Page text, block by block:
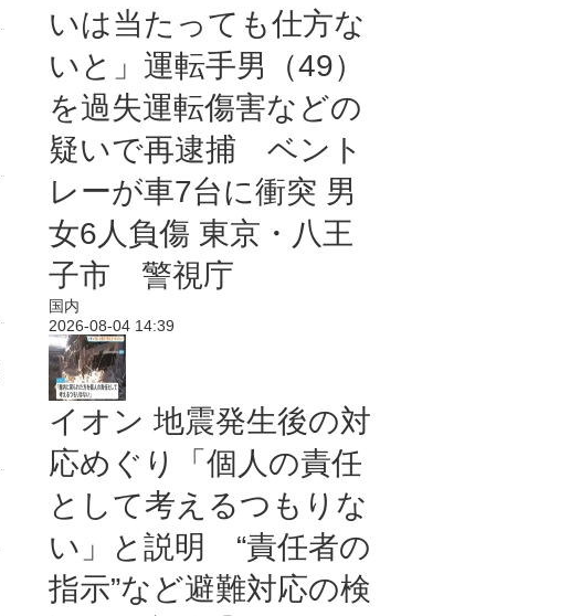
いは当たっても仕方な
いと」運転手男（49）
を過失運転傷害などの
疑いで再逮捕 ベント
レーが車7台に衝突 男
女6人負傷 東京・八王
子市 警視庁
国内
2026-08-04 14:39
イオン 地震発生後の対
応めぐり「個人の責任
として考えるつもりな
い」と説明 “責任者の
指示”など避難対応の検